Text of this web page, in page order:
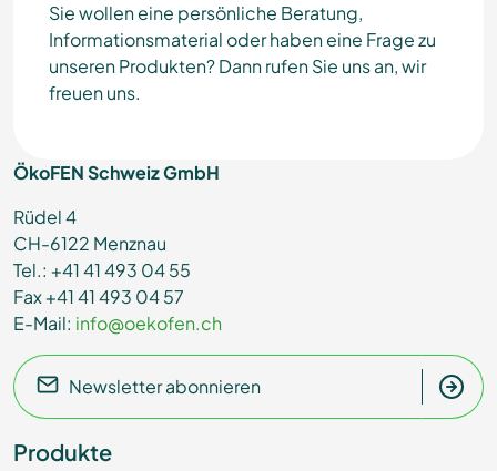
Sie wollen eine persönliche Beratung,
Informationsmaterial oder haben eine Frage zu
unseren Produkten? Dann rufen Sie uns an, wir
freuen uns.
ÖkoFEN Schweiz GmbH
Rüdel 4
CH-6122 Menznau
Tel.: +41 41 493 04 55
Fax +41 41 493 04 57
E-Mail: info@oekofen.ch
Newsletter abonnieren
Produkte